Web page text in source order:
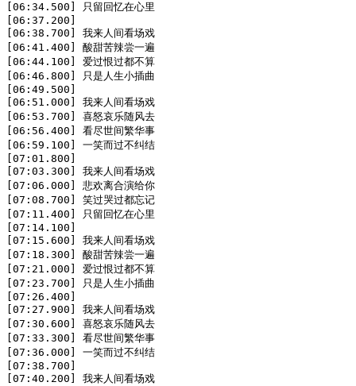
[06:34.500] 只留回忆在心里
[06:37.200]
[06:38.700] 我来人间看场戏
[06:41.400] 酸甜苦辣尝一遍
[06:44.100] 爱过恨过都不算
[06:46.800] 只是人生小插曲
[06:49.500]
[06:51.000] 我来人间看场戏
[06:53.700] 喜怒哀乐随风去
[06:56.400] 看尽世间繁华事
[06:59.100] 一笑而过不纠结
[07:01.800]
[07:03.300] 我来人间看场戏
[07:06.000] 悲欢离合演给你
[07:08.700] 笑过哭过都忘记
[07:11.400] 只留回忆在心里
[07:14.100]
[07:15.600] 我来人间看场戏
[07:18.300] 酸甜苦辣尝一遍
[07:21.000] 爱过恨过都不算
[07:23.700] 只是人生小插曲
[07:26.400]
[07:27.900] 我来人间看场戏
[07:30.600] 喜怒哀乐随风去
[07:33.300] 看尽世间繁华事
[07:36.000] 一笑而过不纠结
[07:38.700]
[07:40.200] 我来人间看场戏